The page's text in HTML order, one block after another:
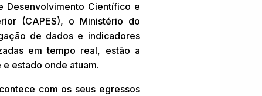
Desenvolvimento Científico e
(CAPES), o Ministério do
de dados e indicadores
em tempo real, estão a
estado onde atuam.
com os seus egressos